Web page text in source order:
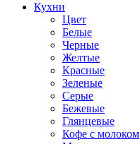
Кухни
Цвет
Белые
Черные
Желтые
Красные
Зеленые
Серые
Бежевые
Глянцевые
Кофе с молоком